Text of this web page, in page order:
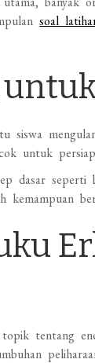
soal
untuk
siswa
untuk
dasar seperti
kemampuan
tentang